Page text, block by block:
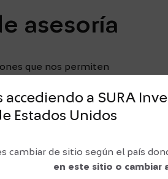
asesoría
que nos permiten
que se ajusten a los
y propósitos del cliente
y entregar una asesoría
accediendo a SURA
Estados Unidos
cambiar de sitio según el país
en este sitio o cambiar